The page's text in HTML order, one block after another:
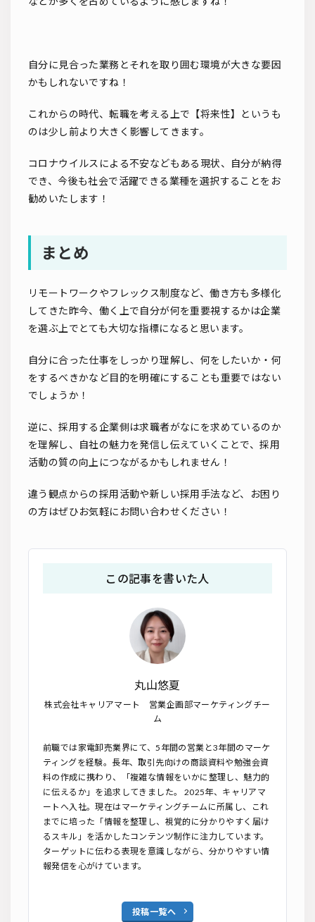
自分に見合った業務とそれを取り囲む環境が大きな要因
かもしれないですね！
これからの時代、転職を考える上で【将来性】というも
のは少し前より大きく影響してきます。
コロナウイルスによる不安などもある現状、自分が納得
でき、今後も社会で活躍できる業種を選択することをお
勧めいたします！
まとめ
リモートワークやフレックス制度など、働き方も多様化
してきた昨今、働く上で自分が何を重要視するかは企業
を選ぶ上でとても大切な指標になると思います。
自分に合った仕事をしっかり理解し、何をしたいか・何
をするべきかなど目的を明確にすることも重要ではない
でしょうか！
逆に、採用する企業側は求職者がなにを求めているのか
を理解し、自社の魅力を発信し伝えていくことで、採用
活動の質の向上につながるかもしれません！
違う観点からの採用活動や新しい採用手法など、お困り
の方はぜひお気軽にお問い合わせください！
この記事を書いた人
丸山悠夏
株式会社キャリアマート 営業企画部マーケティングチー
ム
前職では家電卸売業界にて、5年間の営業と3年間のマーケ
ティングを経験。長年、取引先向けの商談資料や勉強会資
料の作成に携わり、「複雑な情報をいかに整理し、魅力的
に伝えるか」を追求してきました。 2025年、キャリアマ
ートへ入社。現在はマーケティングチームに所属し、これ
までに培った「情報を整理し、視覚的に分かりやすく届け
るスキル」を活かしたコンテンツ制作に注力しています。
ターゲットに伝わる表現を意識しながら、分かりやすい情
報発信を心がけています。
投稿一覧へ